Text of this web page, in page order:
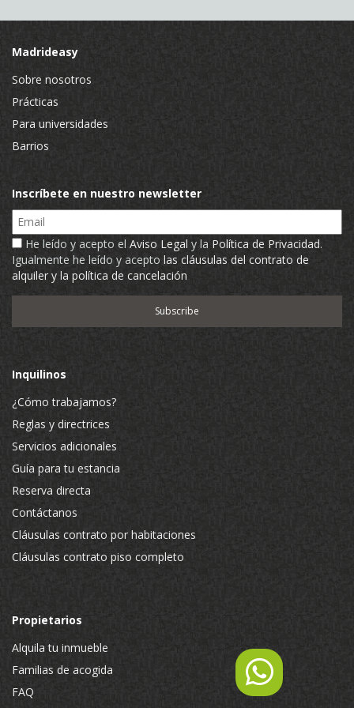
Madrideasy
Sobre nosotros
Prácticas
Para universidades
Barrios
Inscríbete en nuestro newsletter
Email
He leído y acepto el Aviso Legal y la Política de Privacidad.
Igualmente he leído y acepto las cláusulas del contrato de
alquiler y la política de cancelación
Inquilinos
¿Cómo trabajamos?
Reglas y directrices
Servicios adicionales
Guía para tu estancia
Reserva directa
Contáctanos
Cláusulas contrato por habitaciones
Cláusulas contrato piso completo
Propietarios
Alquila tu inmueble
Familias de acogida
FAQ